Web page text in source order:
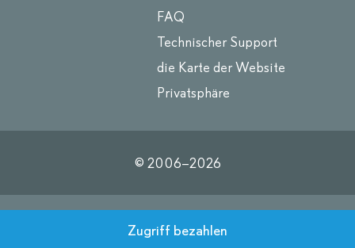
Zugriff bezahlen
FAQ
Technischer Support
die Karte der Website
Privatsphäre
© 2006–2026